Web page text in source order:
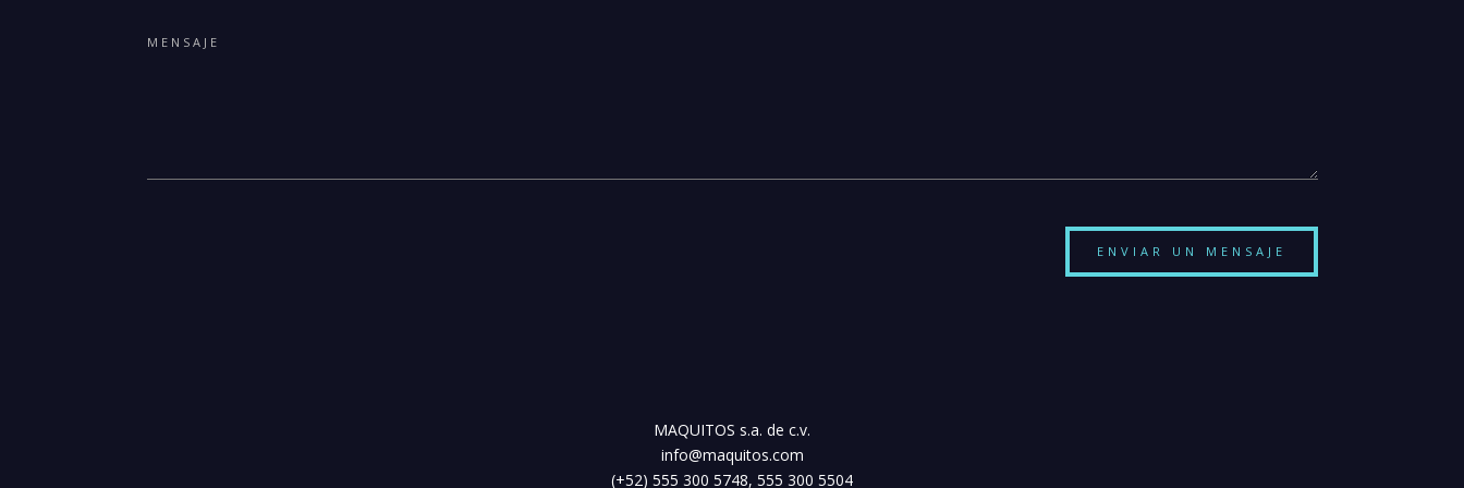
ENVIAR UN MENSAJE
MAQUITOS s.a. de c.v.
info@maquitos.com
(+52) 555 300 5748, 555 300 5504